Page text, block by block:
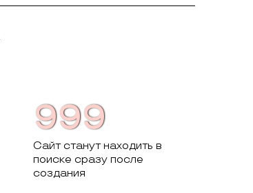
999
Сайт станут находить в
поиске сразу после
создания